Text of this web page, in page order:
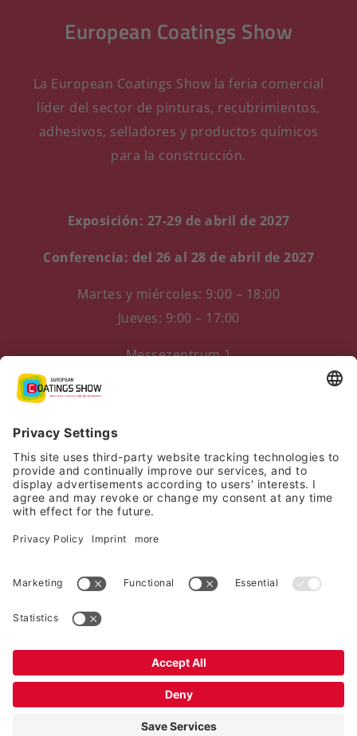
European Coatings Show
La European Coatings Show la feria comercial
líder del sector de pinturas, recubrimientos,
adhesivos, selladores y productos químicos
para la construcción.
Exposición: 27-29 de abril de 2027
Conferencia: del 26 al 28 de abril de 2027
Martes y miércoles: 9:00 – 18:00
Jueves: 9:00 – 17:00
Messezentrum 1
Política de privacidad
consentimiento| Copyright 2026 | Todos los derechos
reservados.